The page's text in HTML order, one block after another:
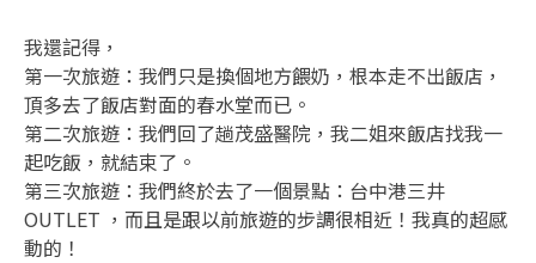
我還記得，
第一次旅遊：我們只是換個地方餵奶，根本走不出飯店，
頂多去了飯店對面的春水堂而已。
第二次旅遊：我們回了趟茂盛醫院，我二姐來飯店找我一
起吃飯，就結束了。
第三次旅遊：我們終於去了一個景點：台中港三井
OUTLET ，而且是跟以前旅遊的步調很相近！我真的超感
動的！